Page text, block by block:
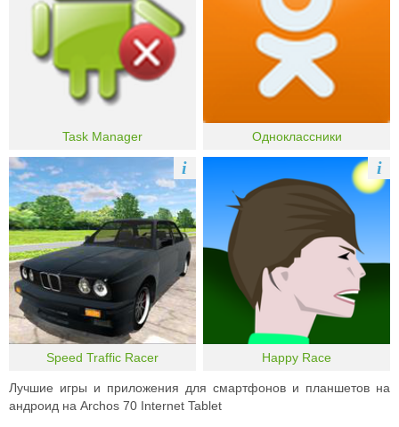
Task Manager Одноклассники
Speed Traffic Racer
i
Happy Race
i
Лучшие игры и приложения для смартфонов и планшетов на
андроид на Archos 70 Internet Tablet